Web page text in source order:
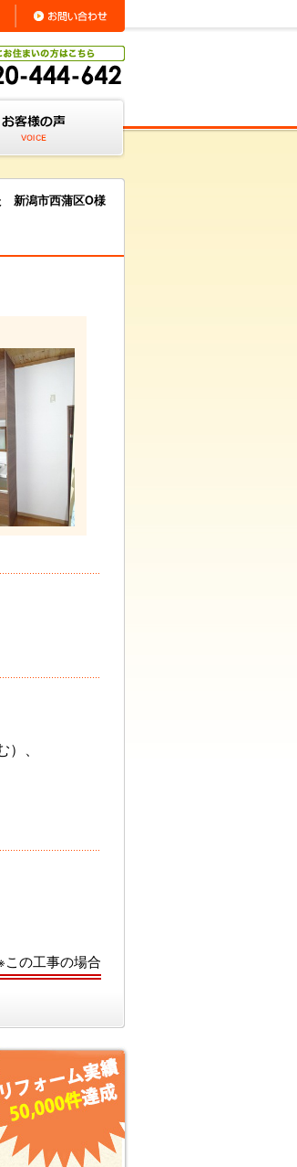
新潟市西蒲区O様
、
この工事の場合